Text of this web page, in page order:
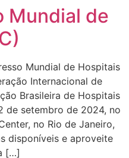
Mundial de
Mundial de Hospitais
Internacional de
Brasileira de Hospitais
de setembro de 2024, no
no Rio de Janeiro,
disponíveis e aproveite
[…]